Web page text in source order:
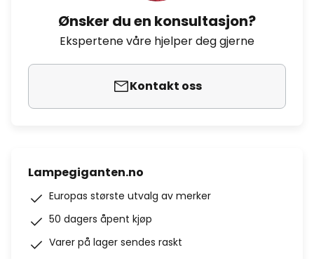
Ønsker du en konsultasjon?
Ekspertene våre hjelper deg gjerne
Kontakt oss
Lampegiganten.no
Europas største utvalg av merker
50 dagers åpent kjøp
Varer på lager sendes raskt